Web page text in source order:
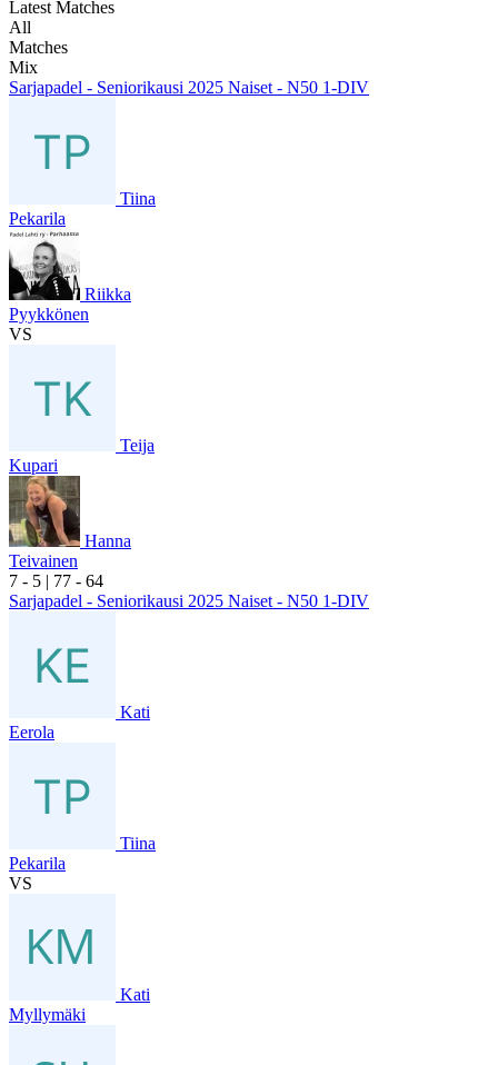
Latest Matches
All
Matches
Mix
Sarjapadel - Seniorikausi 2025 Naiset - N50 1-DIV
Tiina
Pekarila
Riikka
Pyykkönen
VS
Teija
Kupari
Hanna
Teivainen
7 - 5 | 77 - 64
Sarjapadel - Seniorikausi 2025 Naiset - N50 1-DIV
Kati
Eerola
Tiina
Pekarila
VS
Kati
Myllymäki